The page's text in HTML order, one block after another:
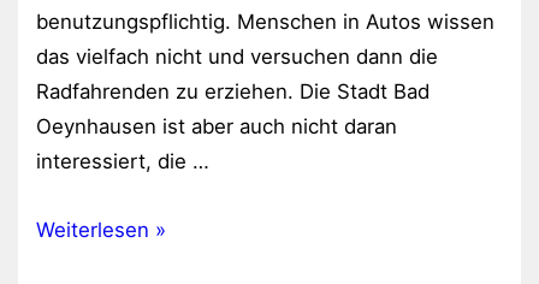
benutzungspflichtig. Menschen in Autos wissen
das vielfach nicht und versuchen dann die
Radfahrenden zu erziehen. Die Stadt Bad
Oeynhausen ist aber auch nicht daran
interessiert, die …
Einfach
Weiterlesen »